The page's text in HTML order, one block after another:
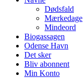
Dødsfald
Mærkedage
Mindeord
Biogassagen
Odense Havn
Det sker
Bliv abonnent
Min Konto